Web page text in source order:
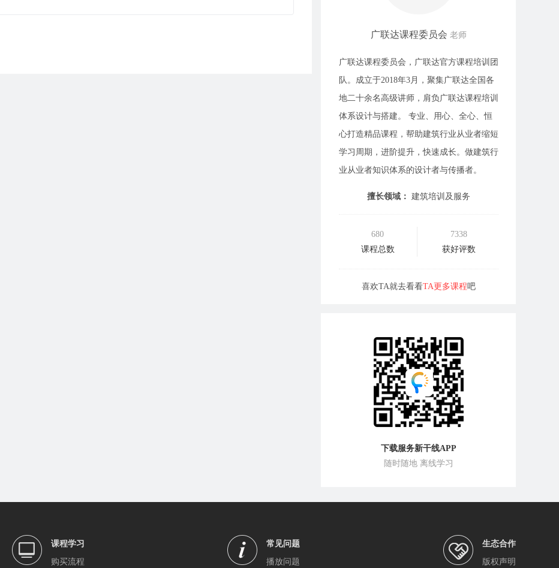
广联达课程委员会 老师
广联达课程委员会，广联达官方课程培训团
队。成立于2018年3月，聚集广联达全国各
地二十余名高级讲师，肩负广联达课程培训
体系设计与搭建。 专业、用心、全心、恒
心打造精品课程，帮助建筑行业从业者缩短
学习周期，进阶提升，快速成长。做建筑行
业从业者知识体系的设计者与传播者。
擅长领域： 建筑培训及服务
680
课程总数
7338
获好评数
喜欢TA就去看看TA更多课程吧
下载服务新干线APP
随时随地 离线学习
课程学习
购买流程
常见问题
播放问题
生态合作
版权声明